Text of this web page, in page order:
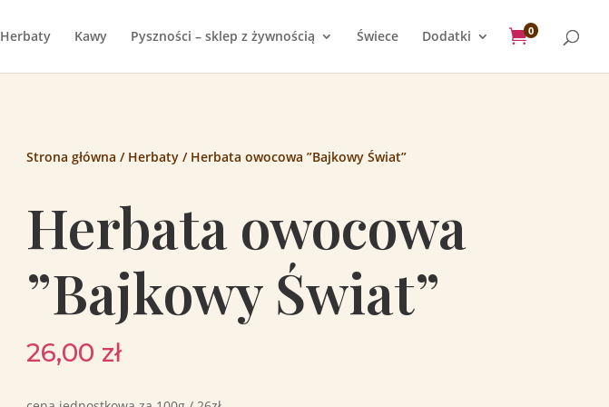
Herbaty Kawy Pyszności – sklep z żywnością Świece Dodatki 0
Strona główna / Herbaty/ Herbata owocowa ”Bajkowy Świat”
Herbata owocowa
”Bajkowy Świat”
26,00 zł